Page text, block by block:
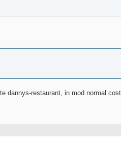
dannys-restaurant, in mod normal